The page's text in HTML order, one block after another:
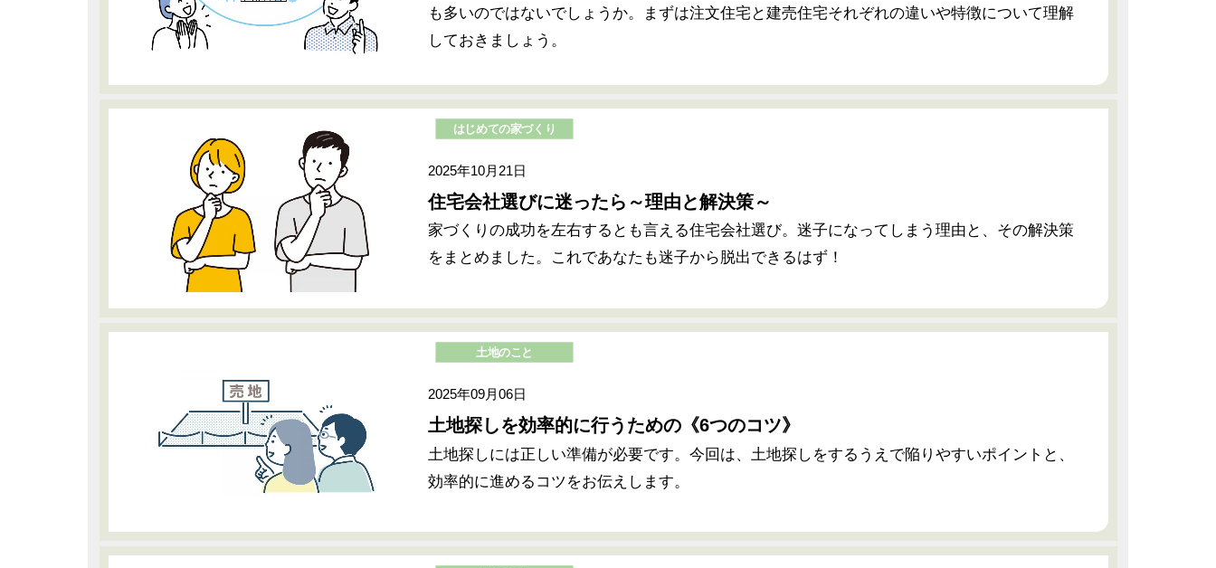
も多いのではないでしょうか。まずは注文住宅と建売住宅それぞれの違いや特徴について理解
しておきましょう。
はじめての家づくり
2025年10月21日
住宅会社選びに迷ったら～理由と解決策～
家づくりの成功を左右するとも言える住宅会社選び。迷子になってしまう理由と、その解決策
をまとめました。これであなたも迷子から脱出できるはず！
土地のこと
2025年09月06日
土地探しを効率的に行うための《6つのコツ》
土地探しには正しい準備が必要です。今回は、土地探しをするうえで陥りやすいポイントと、
効率的に進めるコツをお伝えします。